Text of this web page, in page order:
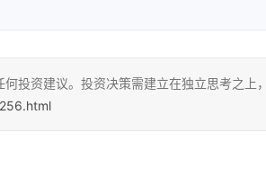
投资建议。投资决策需建立在独立思考之上